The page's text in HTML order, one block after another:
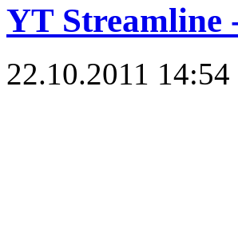
YT Streamline
22.10.2011 14:54